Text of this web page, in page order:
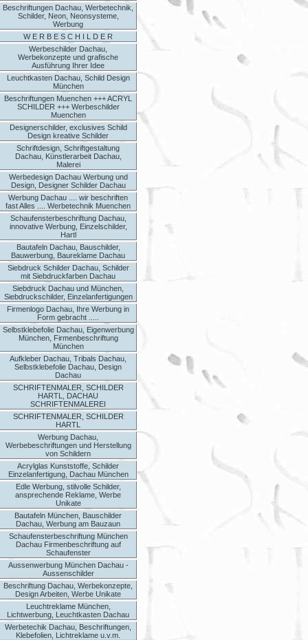
Beschriftungen Dachau, Werbetechnik,
Schilder, Neon, Neonsysteme,
Werbung
W E R B E S C H I L D E R
Werbeschilder Dachau,
Werbekonzepte und grafische
Ausführung Ihrer Idee
Leuchtkasten Dachau, Schild Design
München
Beschriftungen Muenchen +++ ACRYL
SCHILDER +++ Werbeschilder
Muenchen
Designerschilder, exclusives Schild
Design kreative Schilder
Schriftdesign, Schriftgestaltung
Dachau, Künstlerarbeit Dachau,
Malerei
Werbedesign Dachau Werbung und
Design, Designer Schilder Dachau
Werbung Dachau .... wir beschriften
fast Alles .... Werbetechnik Muenchen
Schaufensterbeschriftung Dachau,
innovative Werbung, Einzelschilder,
Hartl
Bautafeln Dachau, Bauschilder,
Bauwerbung, Baureklame Dachau
Siebdruck Schilder Dachau, Schilder
mit Siebdruckfarben Dachau
Siebdruck Dachau und München,
Siebdruckschilder, Einzelanfertigungen
Firmenlogo Dachau, Ihre Werbung in
Form gebracht .....
Selbstklebefolie Dachau, Eigenwerbung
München, Firmenbeschriftung
München
Aufkleber Dachau, Tribals Dachau,
Selbstklebefolie Dachau, Design
Dachau
SCHRIFTENMALER, SCHILDER
HARTL, DACHAU
SCHRIFTENMALEREI
SCHRIFTENMALER, SCHILDER
HARTL
Werbung Dachau,
Werbebeschriftungen und Herstellung
von Schildern
Acrylglas Kunststoffe, Schilder
Einzelanfertigung, Dachau München
Edle Werbung, stilvolle Schilder,
ansprechende Reklame, Werbe
Unikate
Bautafeln München, Bauschilder
Dachau, Werbung am Bauzaun
Schaufensterbeschriftung München
Dachau Firmenbeschriftung auf
Schaufenster
Aussenwerbung München Dachau -
Aussenschilder
Beschriftung Dachau, Werbekonzepte,
Design Arbeiten, Werbe Unikate
Leuchtreklame München,
Lichtwerbung, Leuchtkasten Dachau
Werbetechik Dachau, Beschriftungen,
Klebefolien, Lichtreklame u.v.m.